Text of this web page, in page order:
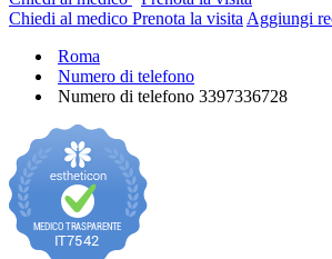
Chiedi al medico Prenota la visita Aggiungi
Roma
Numero di telefono
Numero di telefono 3397336728